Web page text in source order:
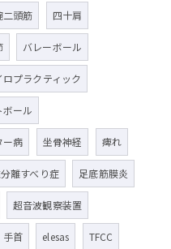
二頭筋 四十肩
バレーボール
ロプラクティック
ボール
ー病 坐骨神経 痺れ
離すべり症 足底筋膜炎
超音波観察装置
手首 elesas TFCC